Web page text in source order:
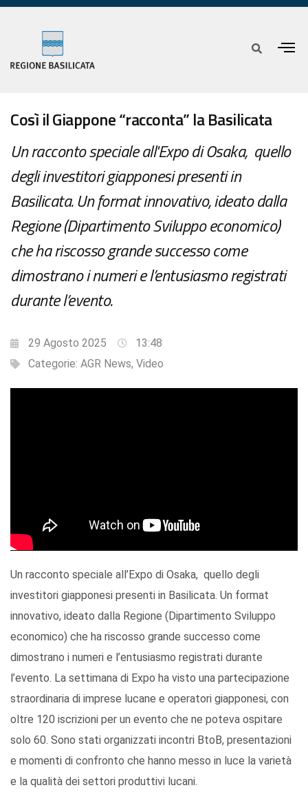
Così il Giappone “racconta” la Basilicata
Un racconto speciale all'Expo di Osaka, quello
degli investitori giapponesi presenti in
Basilicata. Un format innovativo, ideato dalla
Regione (Dipartimento Sviluppo economico)
che ha riscosso grande successo come
dimostrano i numeri e l’entusiasmo registrati
durante l’evento.
29 Agosto 2025
13:48
Categorie: AGR News, Video
Un racconto speciale all’Expo di Osaka, quello degli
investitori giapponesi presenti in Basilicata. Un format
innovativo, ideato dalla Regione (Dipartimento Sviluppo
economico) che ha riscosso grande successo come
dimostrano i numeri e l’entusiasmo registrati durante
l’evento. La settimana di Expo ha visto una partecipazione
straordinaria di imprese lucane e operatori giapponesi, con
oltre 120 iscrizioni per un evento che ne poteva ospitare
solo 60. Sono stati organizzati incontri BtoB, presentazioni
e momenti di confronto che hanno messo in luce la varietà
e la qualità dei settori produttivi lucani.